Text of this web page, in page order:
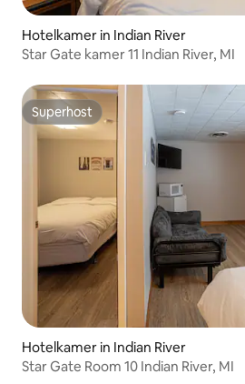
Hotelkamer in Indian River
Star Gate kamer 11 Indian River, MI
Superhost
Superhost
Hotelkamer in Indian River
Star Gate Room 10 Indian River, MI